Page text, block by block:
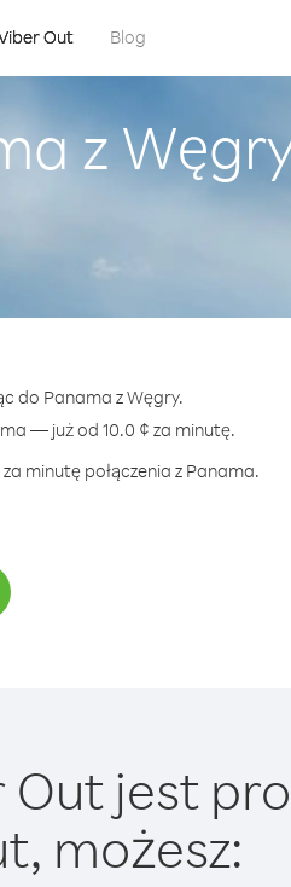
Out Blog
z
do Panama z Węgry.
— już od 10.0 ¢ za minutę.
minutę połączenia z Panama.
Out jest
możesz: